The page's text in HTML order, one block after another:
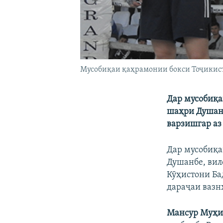
Мусобиқаи қаҳрамонии бокси
Дар мусобиқа
шаҳри
варзишгар аз
Дар
Душанбе,
Кӯҳистони
дараҷаи
Мансур